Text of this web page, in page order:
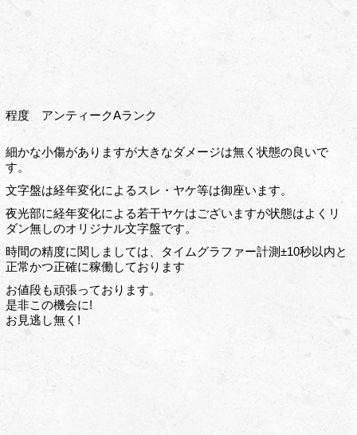
程度 アンティークAランク
細かな小傷がありますが大きなダメージは無く状態の良いで
す。
文字盤は経年変化によるスレ・ヤケ等は御座います。
夜光部に経年変化による若干ヤケはございますが状態はよくリ
ダン無しのオリジナル文字盤です。
時間の精度に関しましては、タイムグラファー計測±10秒以内と
正常かつ正確に稼働しております
お値段も頑張っております。
是非この機会に!
お見逃し無く!